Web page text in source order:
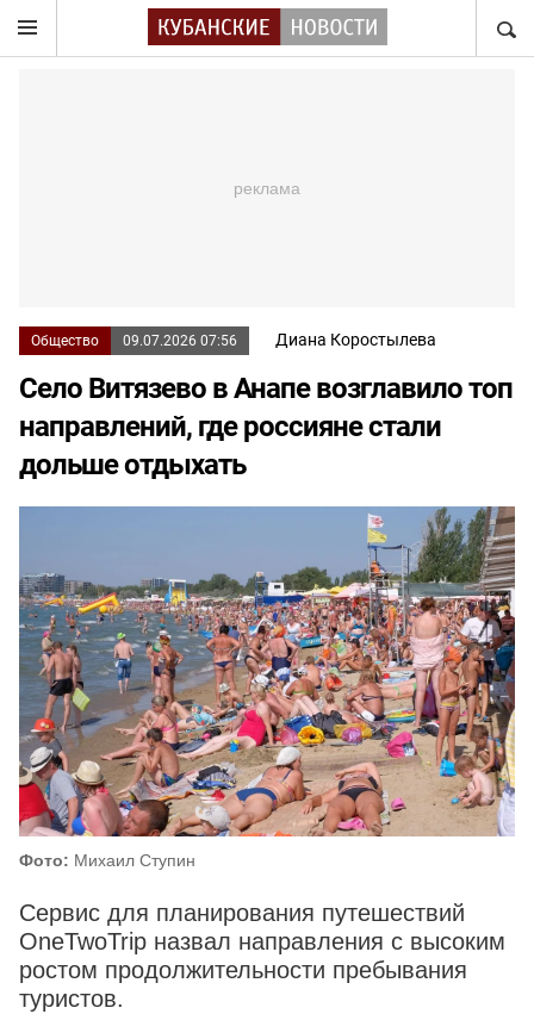
Общество 09.07.2026 07:56 Диана Коростылева
Село Витязево в Анапе возглавило топ
направлений, где россияне стали
дольше отдыхать
Фото: Михаил Ступин
Сервис для планирования путешествий
OneTwoTrip назвал направления с высоким
ростом продолжительности пребывания
туристов.